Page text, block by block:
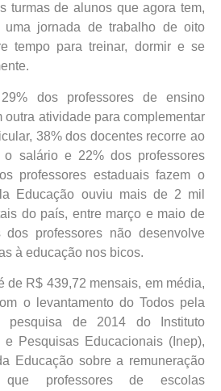
turmas de alunos que agora tem,
jornada de trabalho de oito
tempo para treinar, dormir e se
dos professores de ensino
outra atividade para complementar
38% dos docentes recorre ao
o salário e 22% dos professores
professores estaduais fazem o
Educação ouviu mais de 2 mil
do país, entre março e maio de
professores não desenvolve
à educação nos bicos.
de R$ 439,72 mensais, em média,
o levantamento do Todos pela
pesquisa de 2014 do Instituto
Pesquisas Educacionais (Inep),
Educação sobre a remuneração
que professores de escolas